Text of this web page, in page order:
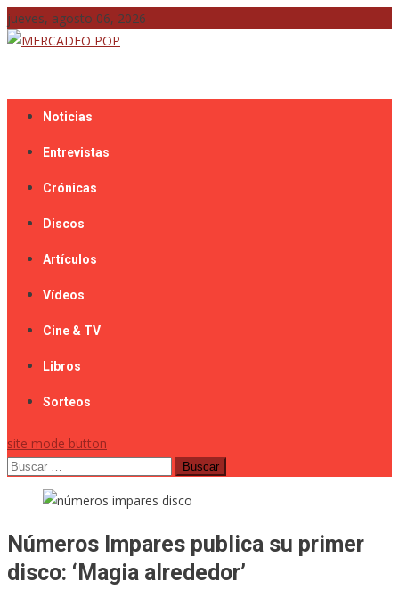
Skip
to
jueves, agosto 06, 2026
Noticias
Entrevistas
Crónicas
Discos
Artículos
Vídeos
Cine & TV
Libros
Sorteos
site mode button
Buscar:
Números Impares publica su primer
disco: ‘Magia alrededor’